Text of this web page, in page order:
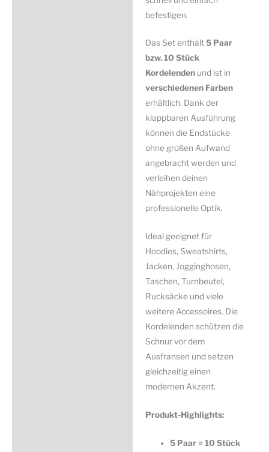
befestigen.
Das Set enthält5 Paar
bzw. 10 Stück
Kordelendenund ist in
verschiedenen Farben
erhältlich. Dank der
klappbaren Ausführung
können die Endstücke
ohne großen Aufwand
angebracht werden und
verleihen deinen
Nähprojekten eine
professionelle Optik.
Ideal geeignet für
Hoodies, Sweatshirts,
Jacken, Jogginghosen,
Taschen, Turnbeutel,
Rucksäcke und viele
weitere Accessoires. Die
Kordelenden schützen die
Schnur vor dem
Ausfransen und setzen
gleichzeitig einen
modernen Akzent.
Produkt-Highlights:
5 Paar = 10 Stück